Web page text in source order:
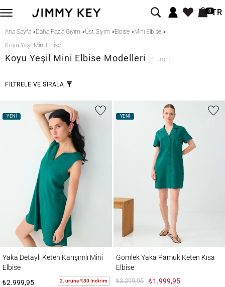
0TR
Ana Sayfa >Daha Fazla Giyim >Üst Giyim >Elbise >Mini Elbise >
Koyu Yeşil Mini Elbise
Koyu Yeşil Mini Elbise Modelleri (4 Ürün)
FİLTRELE VE SIRALA
YENİ
Yaka Detaylı Keten Karışımlı Mini
Elbise
₺2.999,95
2. ürüne %30 İndirim
YENİ
Gömlek Yaka Pamuk Keten Kısa
Elbise
₺3.299,95 ₺1.999,95